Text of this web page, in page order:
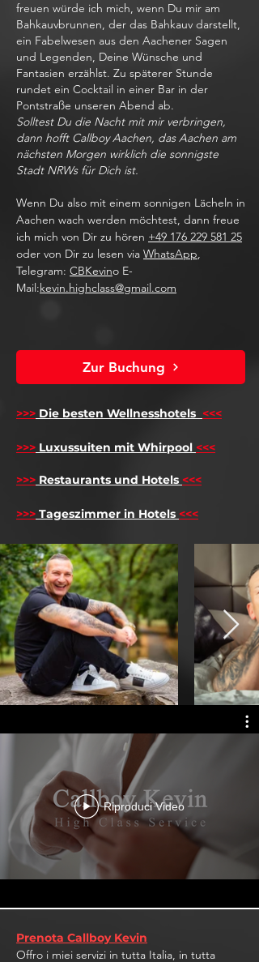
freuen würde ich mich, wenn Du mir am
Bahkauvbrunnen, der das Bahkauv darstellt,
ein Fabelwesen aus den Aachener Sagen
und Legenden, Deine Wünsche und
Fantasien erzählst. Zu späterer Stunde
rundet ein Cocktail in einer Bar in der
Pontstraße unseren Abend ab.
Solltest Du die Nacht mit mir verbringen,
dann hofft Callboy Aachen, das Aachen am
nächsten Morgen wirklich die sonnigste
Stadt NRWs für Dich ist.
Wenn Du also mit einem sonnigen Lächeln in
Aachen wach werden möchtest, dann freue
ich mich von Dir zu hören +49 176 229 581 25
oder von Dir zu lesen via WhatsApp,
Telegram: CBKevino E-
Mail:kevin.highclass@gmail.com
Zur Buchung
>>> Die besten Wellnesshotels <<<
>>> Luxussuiten mit Whirpool <<<
>>> Restaurants und Hotels <<<
>>> Tageszimmer in Hotels <<<
Riproduci Video
Prenota Callboy Kevin
Offro i miei servizi in tutta Italia, in tutta